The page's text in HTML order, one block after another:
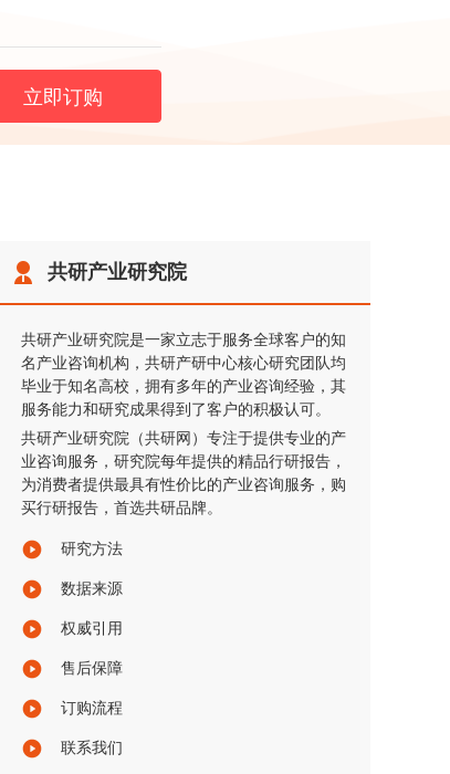
立即订购
共研产业研究院
共研产业研究院是一家立志于服务全球客户的知
名产业咨询机构，共研产研中心核心研究团队均
毕业于知名高校，拥有多年的产业咨询经验，其
服务能力和研究成果得到了客户的积极认可。
共研产业研究院（共研网）专注于提供专业的产
业咨询服务，研究院每年提供的精品行研报告，
为消费者提供最具有性价比的产业咨询服务，购
买行研报告，首选共研品牌。
研究方法
数据来源
权威引用
售后保障
订购流程
联系我们